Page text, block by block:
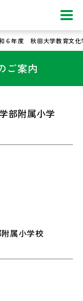
６年度 秋田大学教育文
ご案内
部附属小学
属小学校